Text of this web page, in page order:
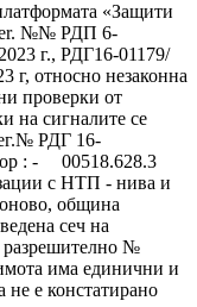
«Защити
№№ РДП 6-
г., РДГ16-01179/
относно незаконна
проверки от
на сигналите се
РДГ 16-
: - 00518.628.3
с НТП - нива и
община
сеч на
разрешително №
има единични и
не е констатирано